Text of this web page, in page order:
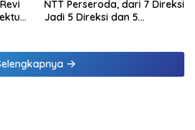
NTT Perseroda, dari 7 Direksi
Jadi 5 Direksi dan 5